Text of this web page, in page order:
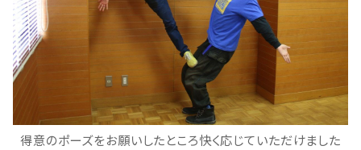
得意のポーズをお願いしたところ快く応じていただけました